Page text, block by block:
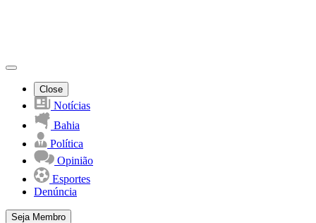
Close
Notícias
Bahia
Política
Opinião
Esportes
Denúncia
Seja Membro